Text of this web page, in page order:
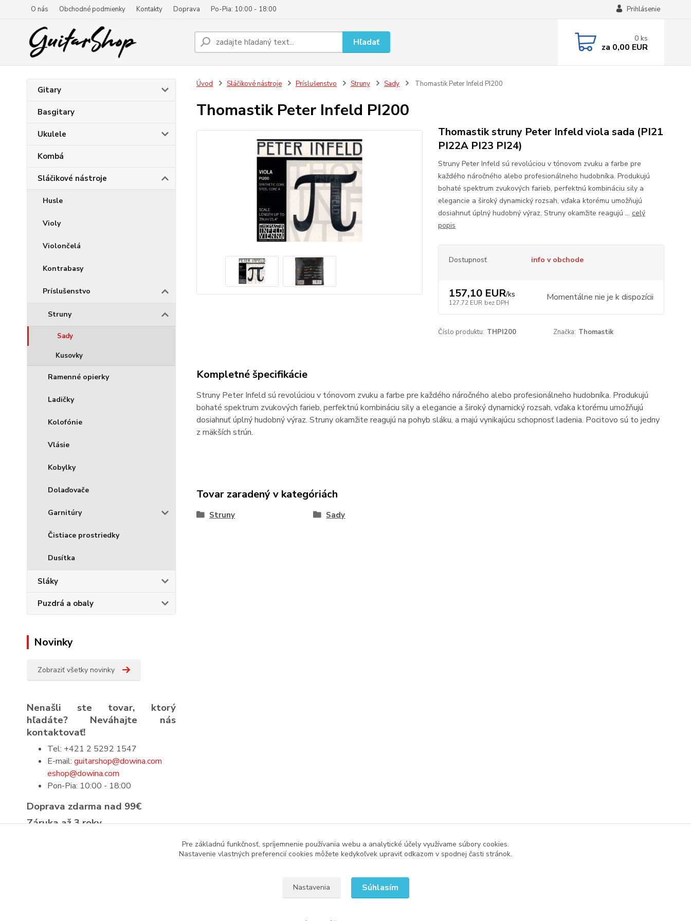
O nás Obchodné podmienky Kontakty Doprava Po-Pia: 10:00 - 18:00 Prihlásenie
Hľadať 0 ks
za 0,00 EUR
Gitary
Basgitary
Ukulele
Kombá
Sláčikové nástroje
Husle
Violy
Violončelá
Kontrabasy
Príslušenstvo
Struny
Sady
Kusovky
Ramenné opierky
Ladičky
Kolofónie
Vlásie
Kobylky
Dolaďovače
Garnitúry
Čistiace prostriedky
Dusítka
Sláky
Puzdrá a obaly
Novinky
Zobraziť všetky novinky
Nenašli ste tovar, ktorý
hľadáte? Neváhajte nás
kontaktovať!
Tel: +421 2 5292 1547
E-mail: guitarshop@dowina.com
eshop@dowina.com
Pon-Pia: 10:00 - 18:00
Doprava zdarma nad 99€
Záruka až 3 roky
Úvod Sláčikové nástroje Príslušenstvo Struny Sady Thomastik Peter Infeld PI200
Thomastik Peter Infeld PI200
Thomastik struny Peter Infeld viola sada (PI21
PI22A PI23 PI24)
Struny Peter Infeld sú revolúciou v tónovom zvuku a farbe pre
každého náročného alebo profesionálneho hudobníka. Produkujú
bohaté spektrum zvukových farieb, perfektnú kombináciu sily a
elegancie a široký dynamický rozsah, vďaka ktorému umožňujú
dosiahnuť úplný hudobný výraz. Struny okamžite reagujú ... celý
popis
Dostupnosť info v obchode
157,10 EUR/ks
127,72 EUR bez DPH Momentálne nie je k dispozícii
Číslo produktu: THPI200 Značka: Thomastik
Kompletné špecifikácie
Struny Peter Infeld sú revolúciou v tónovom zvuku a farbe pre každého náročného alebo profesionálneho hudobníka. Produkujú
bohaté spektrum zvukových farieb, perfektnú kombináciu sily a elegancie a široký dynamický rozsah, vďaka ktorému umožňujú
dosiahnuť úplný hudobný výraz. Struny okamžite reagujú na pohyb sláku, a majú vynikajúcu schopnosť ladenia. Pocitovo sú to jedny
z mäkších strún.
Tovar zaradený v kategóriách
Struny Sady
Pre základnú funkčnosť, spríjemnenie používania webu a analytické účely využívame súbory cookies.
Nastavenie vlastných preferencií cookies môžete kedykoľvek upraviť odkazom v spodnej časti stránok.
Nastavenia Súhlasím